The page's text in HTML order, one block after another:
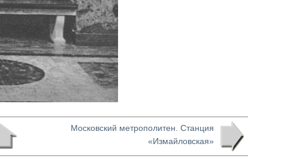
Московский метрополитен. Станция
«Измайловская»